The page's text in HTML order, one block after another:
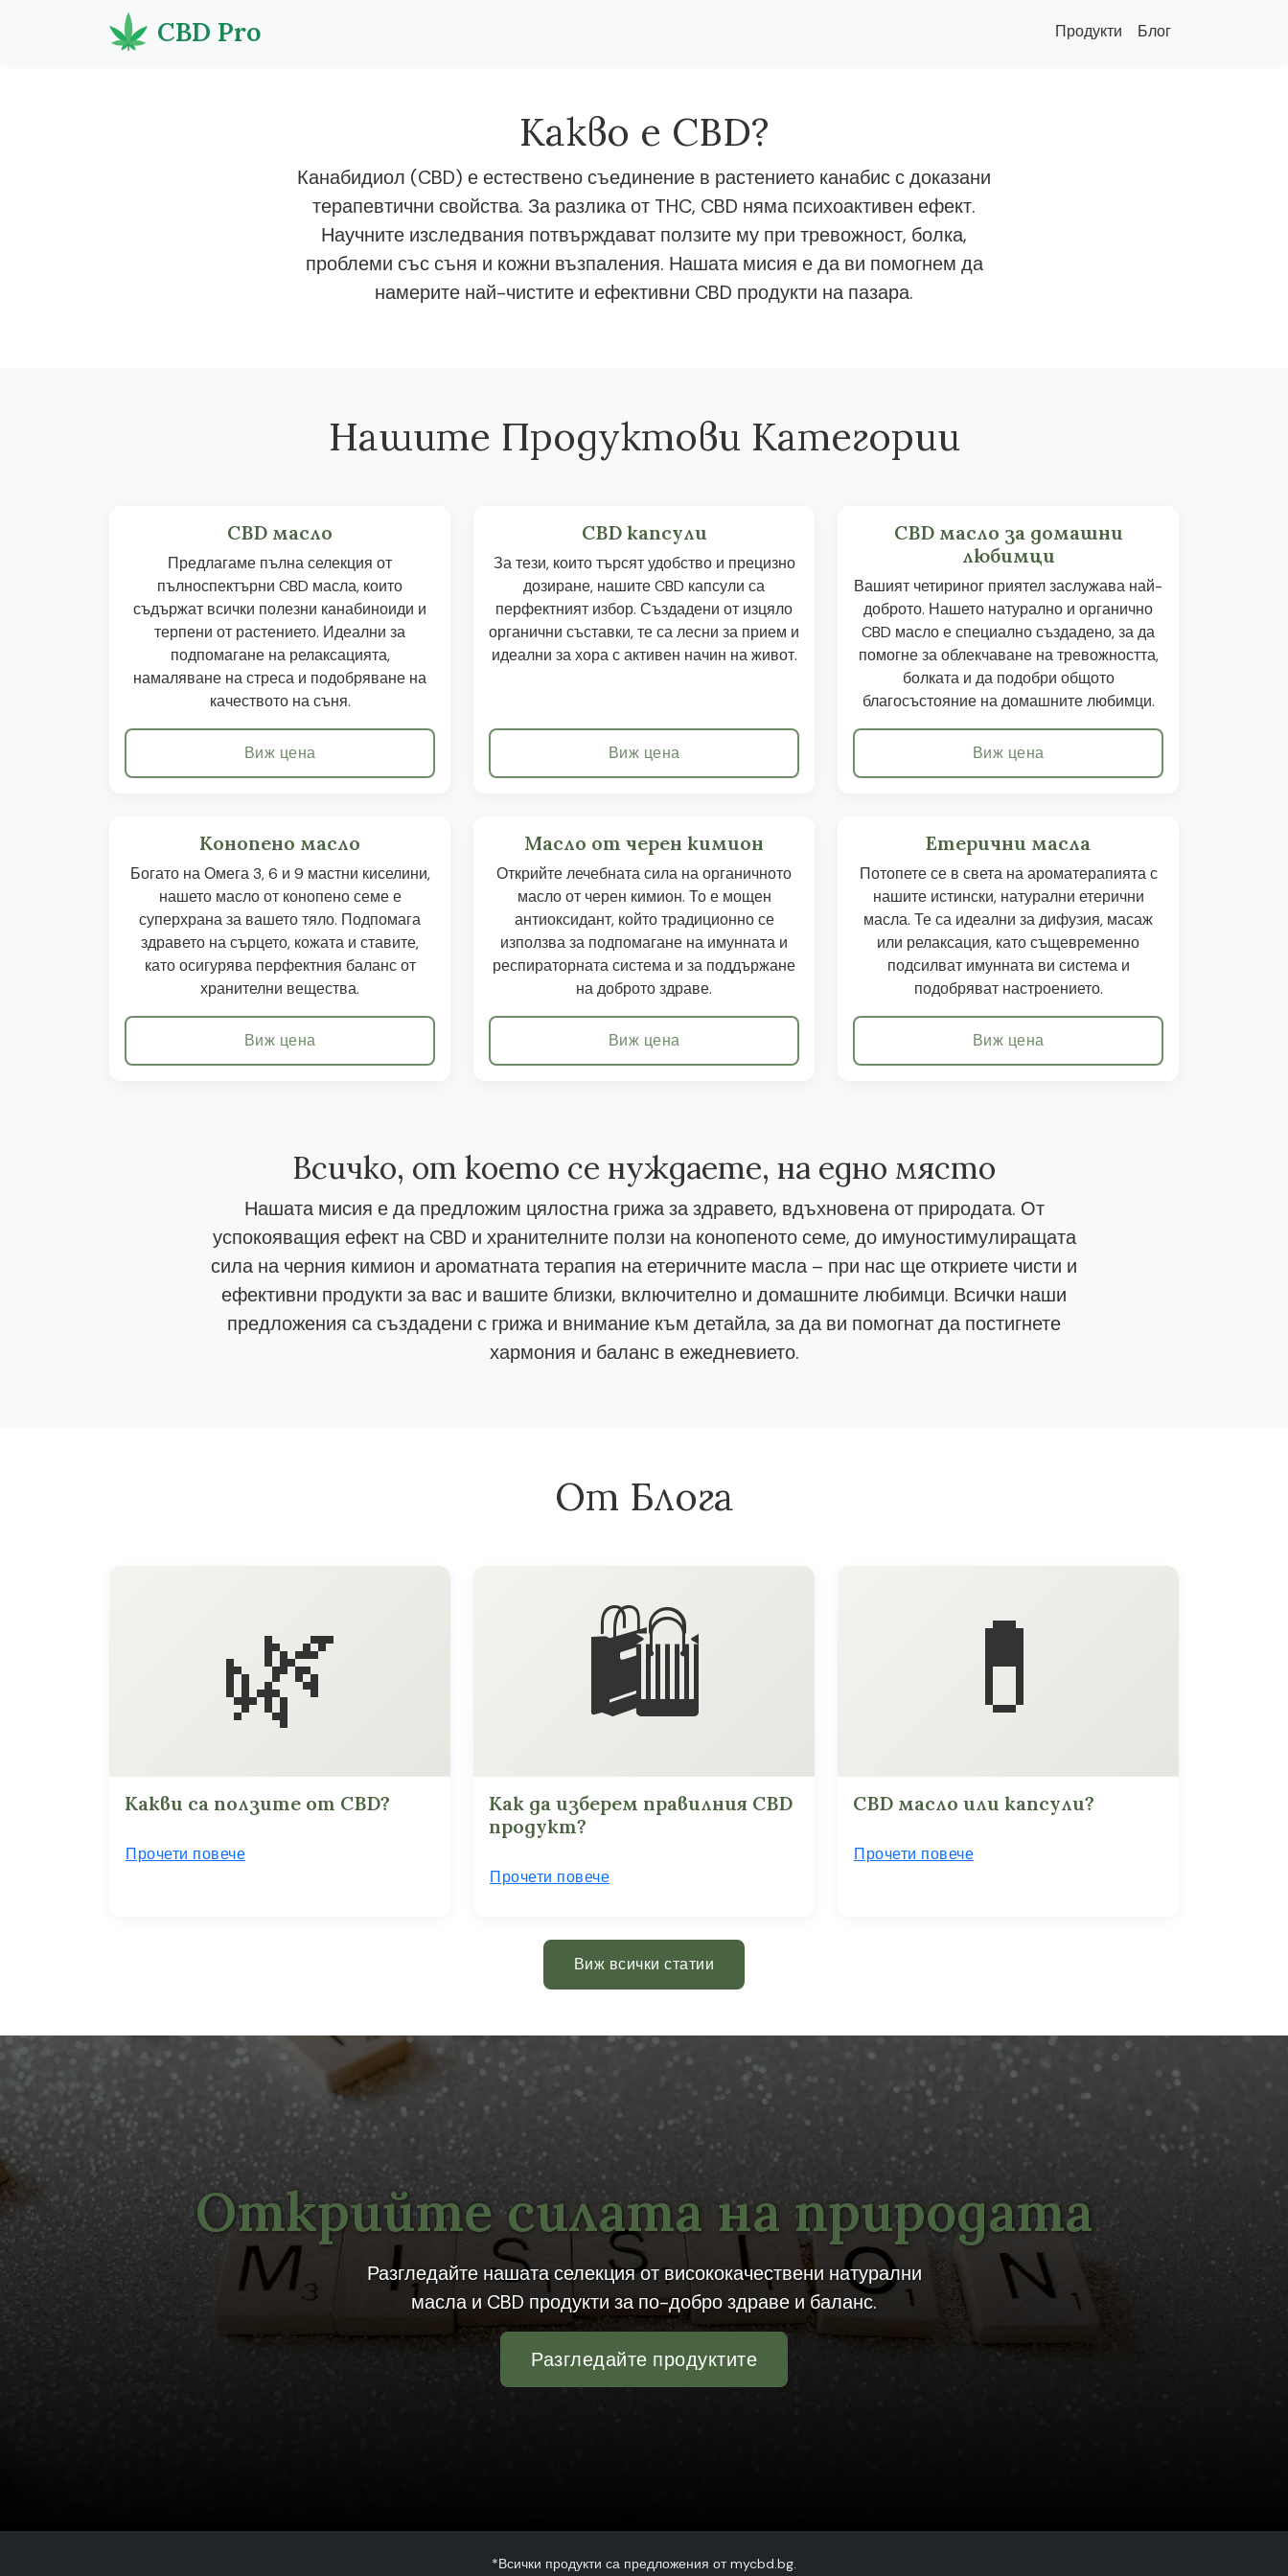
CBD Pro Продукти Блог
Какво е CBD?
Канабидиол (CBD) е естествено съединение в растението канабис с доказани
терапевтични свойства. За разлика от THC, CBD няма психоактивен ефект.
Научните изследвания потвърждават ползите му при тревожност, болка,
проблеми със съня и кожни възпаления. Нашата мисия е да ви помогнем да
намерите най-чистите и ефективни CBD продукти на пазара.
Нашите Продуктови Категории
CBD масло
Предлагаме пълна селекция от
пълноспектърни CBD масла, които
съдържат всички полезни канабиноиди и
терпени от растението. Идеални за
подпомагане на релаксацията,
намаляване на стреса и подобряване на
качеството на съня.
Виж цена
CBD капсули
За тези, които търсят удобство и прецизно
дозиране, нашите CBD капсули са
перфектният избор. Създадени от изцяло
органични съставки, те са лесни за прием и
идеални за хора с активен начин на живот.
Виж цена
CBD масло за домашни
любимци
Вашият четириног приятел заслужава най-
доброто. Нашето натурално и органично
CBD масло е специално създадено, за да
помогне за облекчаване на тревожността,
болката и да подобри общото
благосъстояние на домашните любимци.
Виж цена
Конопено масло
Богато на Омега 3, 6 и 9 мастни киселини,
нашето масло от конопено семе е
суперхрана за вашето тяло. Подпомага
здравето на сърцето, кожата и ставите,
като осигурява перфектния баланс от
хранителни вещества.
Виж цена
Масло от черен кимион
Открийте лечебната сила на органичното
масло от черен кимион. То е мощен
антиоксидант, който традиционно се
използва за подпомагане на имунната и
респираторната система и за поддържане
на доброто здраве.
Виж цена
Етерични масла
Потопете се в света на ароматерапията с
нашите истински, натурални етерични
масла. Те са идеални за дифузия, масаж
или релаксация, като същевременно
подсилват имунната ви система и
подобряват настроението.
Виж цена
Всичко, от което се нуждаете, на едно място
Нашата мисия е да предложим цялостна грижа за здравето, вдъхновена от природата. От
успокояващия ефект на CBD и хранителните ползи на конопеното семе, до имуностимулиращата
сила на черния кимион и ароматната терапия на етеричните масла – при нас ще откриете чисти и
ефективни продукти за вас и вашите близки, включително и домашните любимци. Всички наши
предложения са създадени с грижа и внимание към детайла, за да ви помогнат да постигнете
хармония и баланс в ежедневието.
От Блога
🌿
Какви са ползите от CBD?
Прочети повече
🛍️
Как да изберем правилния CBD
продукт?
Прочети повече
💊
CBD масло или капсули?
Прочети повече
Виж всички статии
Открийте силата на природата
Разгледайте нашата селекция от висококачествени натурални
масла и CBD продукти за по-добро здраве и баланс.
Разгледайте продуктите
*Всички продукти са предложения от mycbd.bg.